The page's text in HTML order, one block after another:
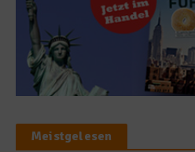
Meistgelesen